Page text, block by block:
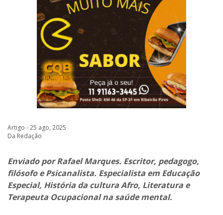
Artigo - 25 ago, 2025
Da Redação
Enviado por Rafael Marques. Escritor, pedagogo,
filósofo e Psicanalista. Especialista em Educação
Especial, História da cultura Afro, Literatura e
Terapeuta Ocupacional na saúde mental.